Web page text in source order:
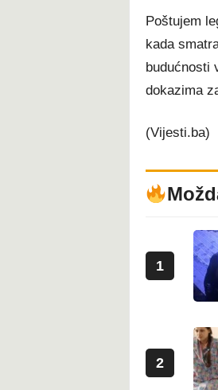
Poštujem
kada
budućnosti
dokazima
(Vijesti.ba)
1
2